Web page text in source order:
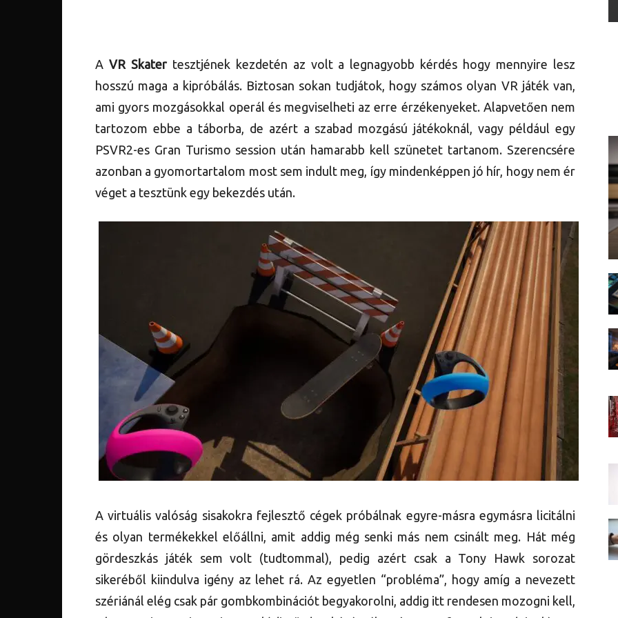
A VR Skatertesztjének kezdetén az volt a legnagyobb kérdés hogy mennyire lesz
hosszú maga a kipróbálás. Biztosan sokan tudjátok, hogy számos olyan VR játék van,
ami gyors mozgásokkal operál és megviselheti az erre érzékenyeket. Alapvetően nem
tartozom ebbe a táborba, de azért a szabad mozgású játékoknál, vagy például egy
PSVR2-es Gran Turismo session után hamarabb kell szünetet tartanom. Szerencsére
azonban a gyomortartalom most sem indult meg, így mindenképpen jó hír, hogy nem ér
véget a tesztünk egy bekezdés után.
A virtuális valóság sisakokra fejlesztő cégek próbálnak egyre-másra egymásra licitálni
és olyan termékekkel előállni, amit addig még senki más nem csinált meg. Hát még
gördeszkás játék sem volt (tudtommal), pedig azért csak a Tony Hawk sorozat
sikeréből kiindulva igény az lehet rá. Az egyetlen “probléma”, hogy amíg a nevezett
szériánál elég csak pár gombkombinációt begyakorolni, addig itt rendesen mozogni kell,